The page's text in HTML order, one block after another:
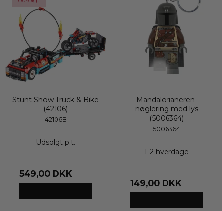
Stunt Show Truck & Bike
(42106)
42106B
Udsolgt p.t.
549,00 DKK
Mandalorianeren-
nøglering med lys
(5006364)
5006364
1-2 hverdage
149,00 DKK